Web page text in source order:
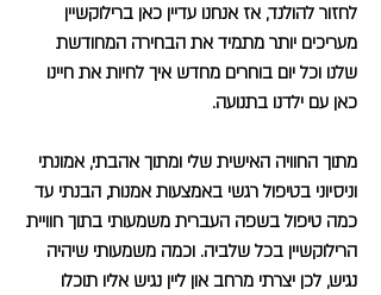
לחזור להולנד, אז אנחנו עדיין כאן ברילוקשיין
מעריכים יותר מתמיד את הבחירה המחודשת
שלנו וכל יום בוחרים מחדש איך לחיות את חיינו
כאן עם ילדנו בתנועה.
מתוך החוויה האישית שלי ומתוך אהבתי, אמונתי
וניסיוני בטיפול רגשי באמצעות אמנות, הבנתי עד
כמה טיפול בשפה העברית משמעותי בתוך חוויית
הרילוקשיין בכל שלביה. וכמה משמעותי שיהיה
נגיש, לכן יצרתי מרחב און ליין נגיש אליו תוכלו